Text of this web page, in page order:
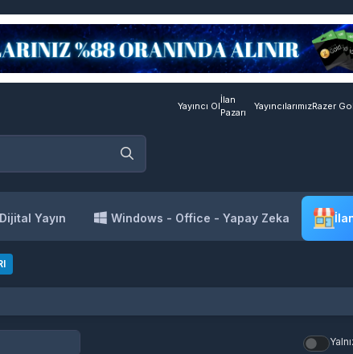
Yayıncı Ol
İlan
Pazarı
YayıncılarımızRazer
Yayın Windows - Office - Yapay Zeka